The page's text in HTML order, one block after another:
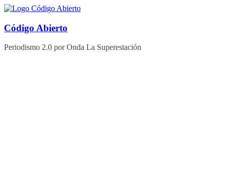
Saltar
contenido
Código Abierto
Periodismo 2.0 por Onda La Superestación